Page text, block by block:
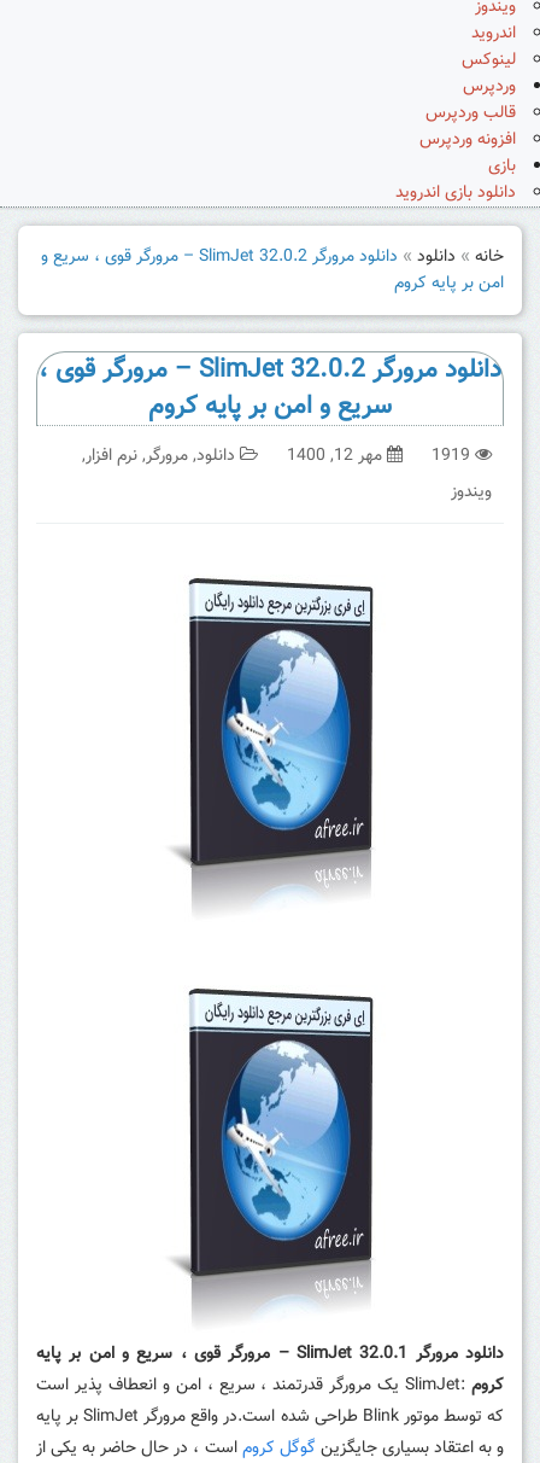
ویندوز
اندروید
لینوکس
وردپرس
قالب وردپرس
افزونه وردپرس
بازی
دانلود بازی اندروید
خانه » دانلود »
دانلود مرورگر SlimJet 32.0.2 – مرورگر قوی ، سریع و
امن بر پایه کروم
دانلود مرورگر SlimJet 32.0.2 – مرورگر قوی ،
سریع و امن بر پایه کروم
1919 مهر 12, 1400 دانلود,مرورگر,نرم افزار,
ویندوز
دانلود مرورگر SlimJet 32.0.1 – مرورگر قوی ، سریع و امن بر پایه
کروم
:SlimJet یک مرورگر قدرتمند ، سریع ، امن و انعطاف پذیر است
که توسط موتور Blink طراحی شده است.در واقع مرورگر SlimJet بر پایه
و به اعتقاد بسیاری جایگزین گوگل کروماست ، در حال حاضر به یکی از